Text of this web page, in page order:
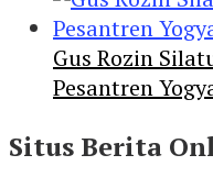
Gus Rozin
Pesantren
Situs Berita